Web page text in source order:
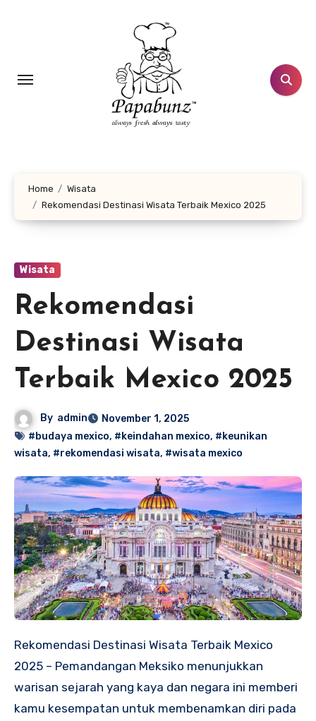
Home
Wisata
Rekomendasi Destinasi Wisata Terbaik Mexico 2025
Wisata
Rekomendasi
Destinasi Wisata
Terbaik Mexico 2025
By admin
November 1, 2025
#budaya mexico, #keindahan mexico, #keunikan
wisata, #rekomendasi wisata, #wisata mexico
Rekomendasi Destinasi Wisata Terbaik Mexico
2025 – Pemandangan Meksiko menunjukkan
warisan sejarah yang kaya dan negara ini memberi
kamu kesempatan untuk membenamkan diri pada